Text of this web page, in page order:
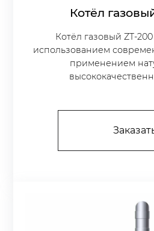
Котёл
Котёл газовый ZT-
использованием
применением